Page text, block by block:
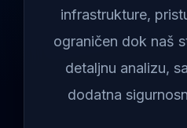
infrastrukture,
ograničen dok naš
detaljnu analizu,
dodatna